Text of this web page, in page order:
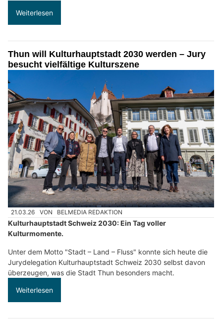
Weiterlesen
Thun will Kulturhauptstadt 2030 werden – Jury
besucht vielfältige Kulturszene
21.03.26 VON BELMEDIA REDAKTION
Kulturhauptstadt Schweiz 2030: Ein Tag voller
Kulturmomente.
Unter dem Motto "Stadt – Land – Fluss" konnte sich heute die
Jurydelegation Kulturhauptstadt Schweiz 2030 selbst davon
überzeugen, was die Stadt Thun besonders macht.
Weiterlesen